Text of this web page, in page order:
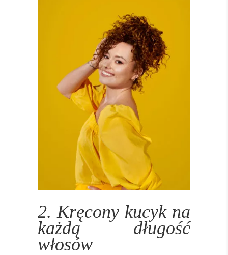
2. Kręcony kucyk na
każdą długość
włosów